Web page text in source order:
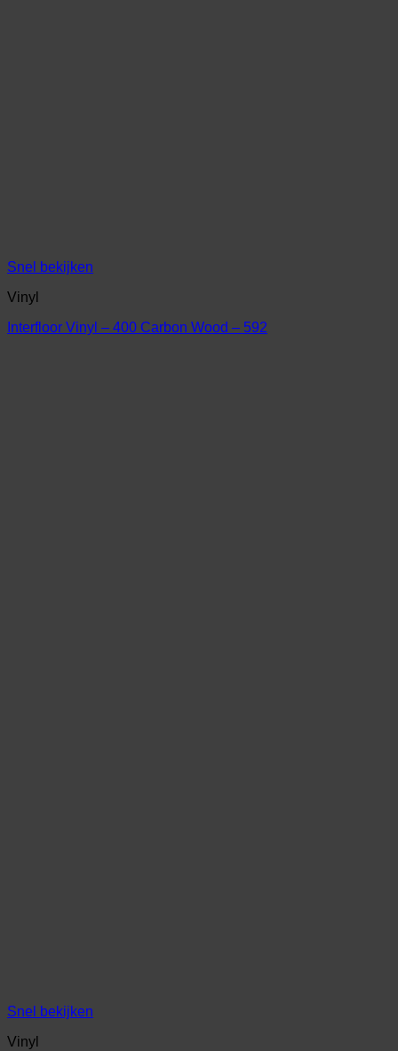
Snel bekijken
Vinyl
Interfloor Vinyl – 400 Carbon Wood – 592
Snel bekijken
Vinyl